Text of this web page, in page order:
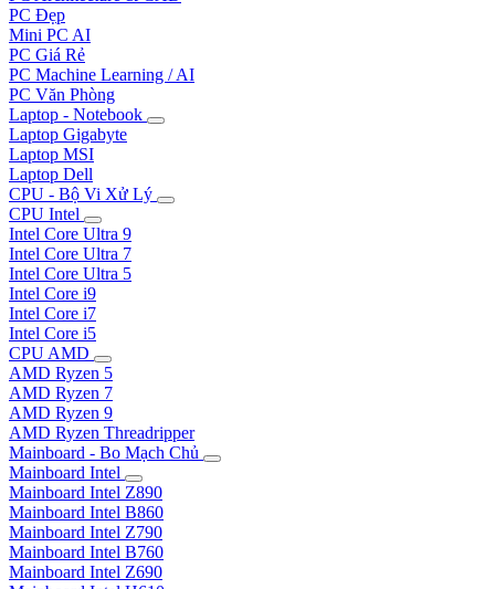
PC Đẹp
Mini PC AI
PC Giá Rẻ
PC Machine Learning / AI
PC Văn Phòng
Laptop - Notebook
Laptop Gigabyte
Laptop MSI
Laptop Dell
CPU - Bộ Vi Xử Lý
CPU Intel
Intel Core Ultra 9
Intel Core Ultra 7
Intel Core Ultra 5
Intel Core i9
Intel Core i7
Intel Core i5
CPU AMD
AMD Ryzen 5
AMD Ryzen 7
AMD Ryzen 9
AMD Ryzen Threadripper
Mainboard - Bo Mạch Chủ
Mainboard Intel
Mainboard Intel Z890
Mainboard Intel B860
Mainboard Intel Z790
Mainboard Intel B760
Mainboard Intel Z690